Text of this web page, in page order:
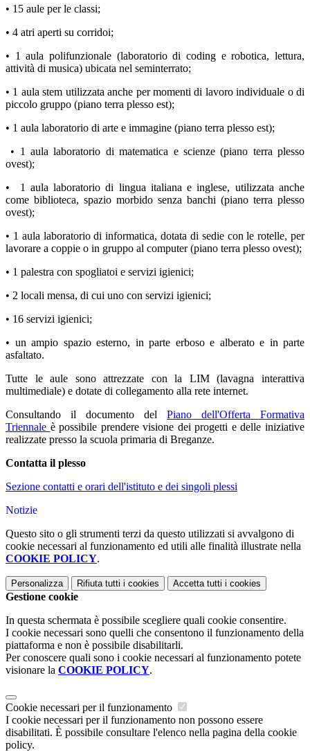
• 15 aule per le classi;
• 4 atri aperti su corridoi;
• 1 aula polifunzionale (laboratorio di coding e robotica, lettura,
attività di musica) ubicata nel seminterrato;
• 1 aula stem utilizzata anche per momenti di lavoro individuale o di
piccolo gruppo (piano terra plesso est);
• 1 aula laboratorio di arte e immagine (piano terra plesso est);
• 1 aula laboratorio di matematica e scienze (piano terra plesso
ovest);
• 1 aula laboratorio di lingua italiana e inglese, utilizzata anche
come biblioteca, spazio morbido senza banchi (piano terra plesso
ovest);
• 1 aula laboratorio di informatica, dotata di sedie con le rotelle, per
lavorare a coppie o in gruppo al computer (piano terra plesso ovest);
• 1 palestra con spogliatoi e servizi igienici;
• 2 locali mensa, di cui uno con servizi igienici;
• 16 servizi igienici;
• un ampio spazio esterno, in parte erboso e alberato e in parte
asfaltato.
Tutte le aule sono attrezzate con la LIM (lavagna interattiva
multimediale) e dotate di collegamento alla rete internet.
Consultando il documento del
Piano dell'Offerta Formativa
Triennale è possibile prendere visione dei progetti e delle iniziative
realizzate presso la scuola primaria di Breganze.
Contatta il plesso
Sezione contatti e orari dell'istituto e dei singoli plessi
Notizie
Questo sito o gli strumenti terzi da questo utilizzati si avvalgono di
cookie necessari al funzionamento ed utili alle finalità illustrate nella
COOKIE POLICY.
Personalizza Rifiuta tutti i cookies Accetta tutti i cookies
Gestione cookie
In questa schermata è possibile scegliere quali cookie consentire.
I cookie necessari sono quelli che consentono il funzionamento della
piattaforma e non è possibile disabilitarli.
Per conoscere quali sono i cookie necessari al funzionamento potete
visionare la COOKIE POLICY.
Cookie necessari per il funzionamento
I cookie necessari per il funzionamento non possono essere
disabilitati. È possibile consultare l'elenco nella pagina della cookie
policy.